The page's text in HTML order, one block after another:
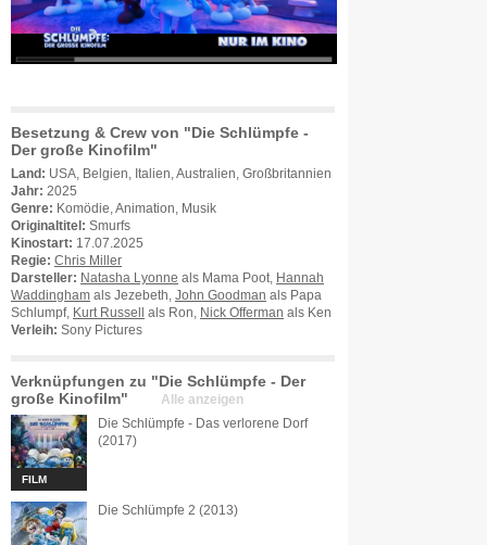
Besetzung & Crew von "Die Schlümpfe -
Der große Kinofilm"
Land: USA, Belgien, Italien, Australien, Großbritannien
Jahr: 2025
Genre: Komödie, Animation, Musik
Originaltitel: Smurfs
Kinostart: 17.07.2025
Regie: Chris Miller
Darsteller: Natasha Lyonne als Mama Poot,
Hannah
Waddingham als Jezebeth, John Goodman als Papa
Schlumpf, Kurt Russell als Ron, Nick Offerman als Ken
Verleih: Sony Pictures
Verknüpfungen zu "Die Schlümpfe - Der
große Kinofilm"
Alle anzeigen
FILM
Die Schlümpfe - Das verlorene Dorf
(2017)
Die Schlümpfe 2 (2013)